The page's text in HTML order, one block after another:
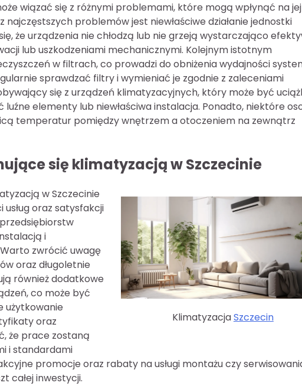
wiązać się z różnymi problemami, które mogą wpłynąć na jej
problemów jest niewłaściwe działanie jednostki
że urządzenia nie chłodzą lub nie grzeją wystarczająco
lub uszkodzeniami mechanicznymi. Kolejnym istotnym
w filtrach, co prowadzi do obniżenia wydajności
sprawdzać filtry i wymieniać je zgodnie z zaleceniami
się z urządzeń klimatyzacyjnych, który może być
elementy lub niewłaściwa instalacja. Ponadto, niektóre
temperatur pomiędzy wnętrzem a otoczeniem na zewnątrz
się klimatyzacją w Szczecinie
KlimatyzacjaSzczecin
w Szczecinie
oraz satysfakcji
i
zwrócić uwagę
oraz długoletnie
również dodatkowe
co może być
użytkowanie
oraz
że prace zostaną
i standardami
promocje oraz rabaty na usługi montażu czy
całej inwestycji.